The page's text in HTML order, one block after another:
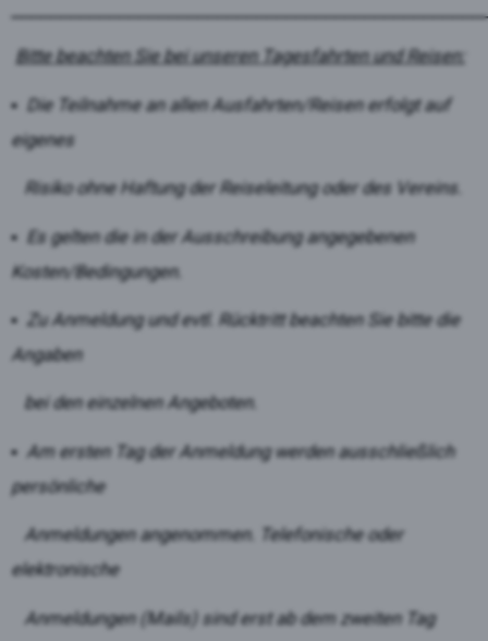
Bitte beachten Sie bei unseren Tagesfahrten und Reisen:
▪ Die Teilnahme an allen Ausfahrten/Reisen erfolgt auf
eigenes
Risiko ohne Haftung der Reiseleitung oder des Vereins.
▪ Es gelten die in der Ausschreibung angegebenen
Kosten/Bedingungen.
▪ Zu Anmeldung und evtl. Rücktritt beachten Sie bitte die
Angaben
bei den einzelnen Angeboten.
▪ Am ersten Tag der Anmeldung werden ausschließlich
persönliche
Anmeldungen angenommen. Telefonische oder
elektronische
Anmeldungen (Mails) sind erst ab dem zweiten Tag